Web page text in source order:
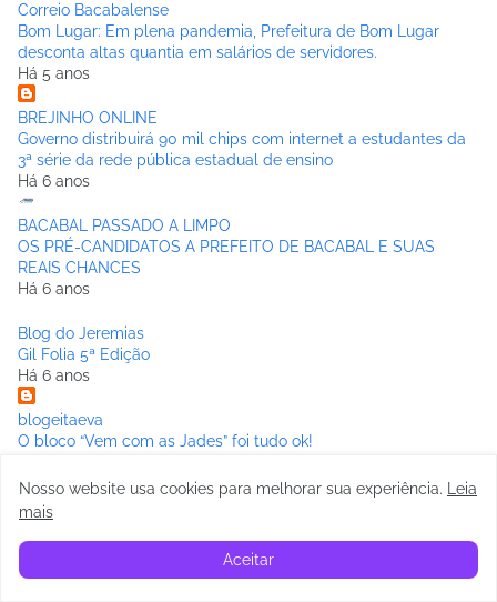
Correio Bacabalense
Bom Lugar: Em plena pandemia, Prefeitura de Bom Lugar
desconta altas quantia em salários de servidores.
Há 5 anos
BREJINHO ONLINE
Governo distribuirá 90 mil chips com internet a estudantes da
3ª série da rede pública estadual de ensino
Há 6 anos
BACABAL PASSADO A LIMPO
OS PRÉ-CANDIDATOS A PREFEITO DE BACABAL E SUAS
REAIS CHANCES
Há 6 anos
Blog do Jeremias
Gil Folia 5ª Edição
Há 6 anos
blogeitaeva
O bloco “Vem com as Jades” foi tudo ok!
Anderson Fênix
mesmos
Há 6 anos
Nosso website usa cookies para melhorar sua experiência.
Leia
mais
Aceitar